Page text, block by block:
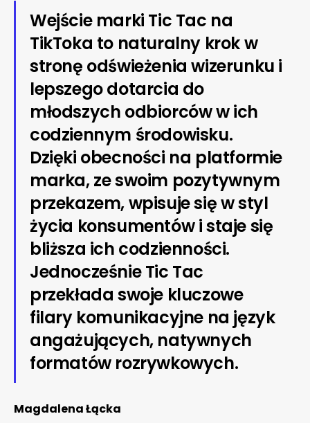
Wejście marki Tic Tac na
TikToka to naturalny krok w
stronę odświeżenia wizerunku i
lepszego dotarcia do
młodszych odbiorców w ich
codziennym środowisku.
Dzięki obecności na platformie
marka, ze swoim pozytywnym
przekazem, wpisuje się w styl
życia konsumentów i staje się
bliższa ich codzienności.
Jednocześnie Tic Tac
przekłada swoje kluczowe
filary komunikacyjne na język
angażujących, natywnych
formatów rozrywkowych.
Magdalena Łącka